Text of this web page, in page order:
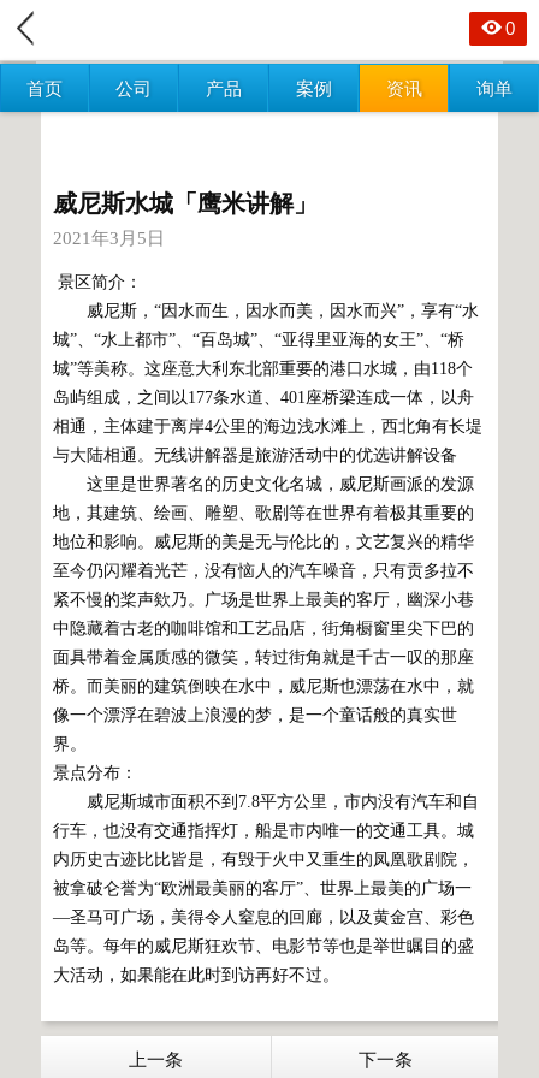
首页 公司 产品 案例 资讯 询单
0
威尼斯水城「鹰米讲解」
2021年3月5日
景区简介：
威尼斯，“因水而生，因水而美，因水而兴”，享有“水
城”、“水上都市”、“百岛城”、“亚得里亚海的女王”、“桥
城”等美称。这座意大利东北部重要的港口水城，由118个
岛屿组成，之间以177条水道、401座桥梁连成一体，以舟
相通，主体建于离岸4公里的海边浅水滩上，西北角有长堤
与大陆相通。无线讲解器是旅游活动中的优选讲解设备
这里是世界著名的历史文化名城，威尼斯画派的发源
地，其建筑、绘画、雕塑、歌剧等在世界有着极其重要的
地位和影响。威尼斯的美是无与伦比的，文艺复兴的精华
至今仍闪耀着光芒，没有恼人的汽车噪音，只有贡多拉不
紧不慢的桨声欸乃。广场是世界上最美的客厅，幽深小巷
中隐藏着古老的咖啡馆和工艺品店，街角橱窗里尖下巴的
面具带着金属质感的微笑，转过街角就是千古一叹的那座
桥。而美丽的建筑倒映在水中，威尼斯也漂荡在水中，就
像一个漂浮在碧波上浪漫的梦，是一个童话般的真实世
界。
景点分布：
威尼斯城市面积不到7.8平方公里，市内没有汽车和自
行车，也没有交通指挥灯，船是市内唯一的交通工具。城
内历史古迹比比皆是，有毁于火中又重生的凤凰歌剧院，
被拿破仑誉为“欧洲最美丽的客厅”、世界上最美的广场一
—圣马可广场，美得令人窒息的回廊，以及黄金宫、彩色
岛等。每年的威尼斯狂欢节、电影节等也是举世瞩目的盛
大活动，如果能在此时到访再好不过。
上一条 下一条